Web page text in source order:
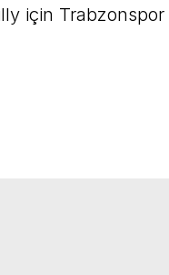
için Trabzonspor